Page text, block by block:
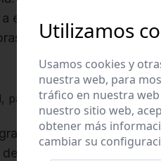
estas actuaciones.
de la alcaldesa Ana
donde nos
AFAR fue un rato muy
Utilizamos
Usamos cookies y
nuestra web, para
tráfico en nuestra
nuestro sitio web,
obtener más
cambiar su